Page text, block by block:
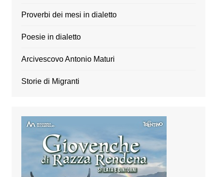
Proverbi dei mesi in dialetto
Poesie in dialetto
Arcivescovo Antonio Maturi
Storie di Migranti